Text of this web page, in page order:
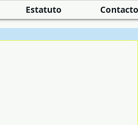
Estatuto